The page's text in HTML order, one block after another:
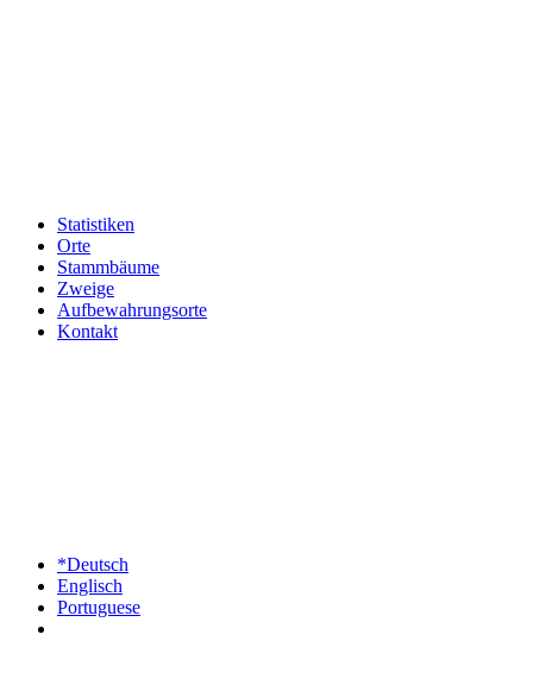
Statistiken
Orte
Stammbäume
Zweige
Aufbewahrungsorte
Kontakt
*Deutsch
Englisch
Portuguese